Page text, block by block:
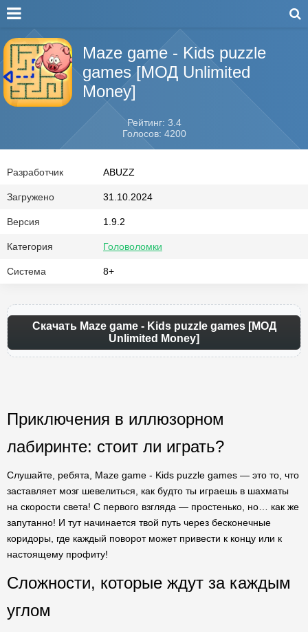
Maze game - Kids puzzle
games [МОД Unlimited
Money]
Рейтинг: 3.4
Голосов: 4200
Разработчик ABUZZ
Загружено 31.10.2024
Версия 1.9.2
Категория Головоломки
Система 8+
Скачать Maze game - Kids puzzle games [МОД
Unlimited Money]
Приключения в иллюзорном
лабиринте: стоит ли играть?
Слушайте, ребята, Maze game - Kids puzzle games — это то, что
заставляет мозг шевелиться, как будто ты играешь в шахматы
на скорости света! С первого взгляда — простенько, но… как же
запутанно! И тут начинается твой путь через бесконечные
коридоры, где каждый поворот может привести к концу или к
настоящему профиту!
Сложности, которые ждут за каждым
углом